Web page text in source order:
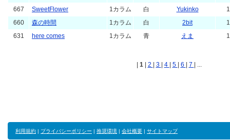
667
SweetFlower 1カラム 白 Yukinko
660
森の時間 1カラム 白 2bit
631
here comes 1カラム 青 えま
1 2 3 4 5 6 7 | ...
利用規約 | プライバシーポリシー | 推奨環境 | 会社概要 | サイトマップ